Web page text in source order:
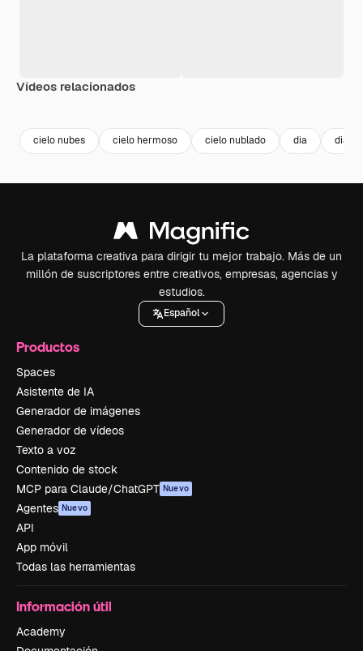
Vídeos relacionados
cielo nubes cielo hermoso cielo nublado dia dia
La plataforma creativa para dirigir tu mejor trabajo. Más de un
millón de suscriptores entre creativos, empresas, agencias y
estudios.
Español
Productos
Spaces
Asistente de IA
Generador de imágenes
Generador de vídeos
Texto a voz
Contenido de stock
MCP para Claude/ChatGPT Nuevo
Agentes Nuevo
API
App móvil
Todas las herramientas
Información útil
Academy